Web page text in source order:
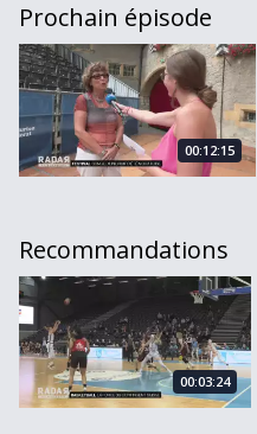
Prochain épisode
Journal du 18 août 2022
00:12:15
Recommandations
Fribourg Olympic et Elfic
00:03:24